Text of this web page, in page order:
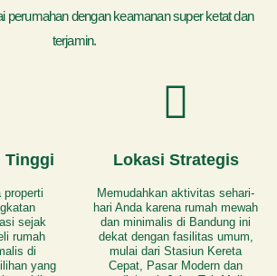
perumahan dengan keamanan super ketat dan
terjamin.
Tinggi
properti
sejak
rumah
di
yang
Lokasi Strategis
Memudahkan aktivitas sehari-
hari Anda karena rumah mewah
dan minimalis di Bandung ini
dekat dengan fasilitas umum,
mulai dari Stasiun Kereta
Cepat, Pasar Modern dan